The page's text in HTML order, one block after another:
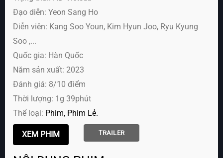
Đạo diễn: Yeon Sang Ho
Diễn viên: Kang Soo Youn, Kim Hyun Joo, Ryu Kyung
Soo ,...
Quốc gia: Hàn Quốc
Năm sản xuất: 2023
Đánh giá: 8/10 điểm
Thời lượng: 1g 39phút
Thể loại: Phim Phim Lẻ
TRAILER